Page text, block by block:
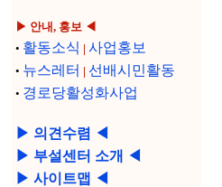
▶ 안내, 홍보 ◀
• 활동소식 | 사업홍보
• 뉴스레터 | 선배시민활동
• 경로당활성화사업
▶ 의견수렴 ◀
▶ 부설센터 소개 ◀
▶ 사이트맵 ◀